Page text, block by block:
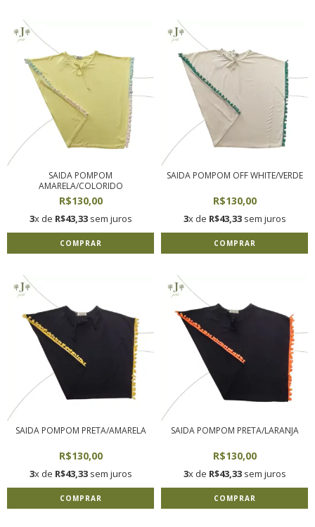
SAIDA POMPOM
AMARELA/COLORIDO
R$130,00
3x de R$43,33sem juros
COMPRAR
SAIDA POMPOM OFF WHITE/VERDE
R$130,00
3x de R$43,33sem juros
COMPRAR
SAIDA POMPOM PRETA/AMARELA
R$130,00
3x de R$43,33sem juros
COMPRAR
SAIDA POMPOM PRETA/LARANJA
R$130,00
3x de R$43,33sem juros
COMPRAR